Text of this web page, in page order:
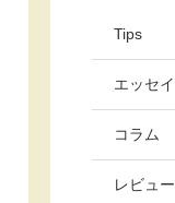
Tips
エッセイ
コラム
レビュー